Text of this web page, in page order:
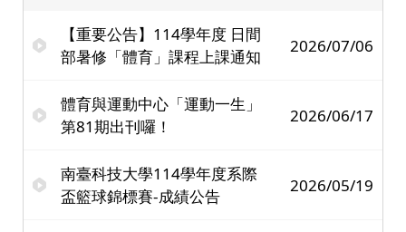
【重要公告】114學年度 日間
部暑修「體育」課程上課通知
2026/07/06
體育與運動中心「運動一生」
第81期出刊囉！
2026/06/17
南臺科技大學114學年度系際
盃籃球錦標賽-成績公告
2026/05/19